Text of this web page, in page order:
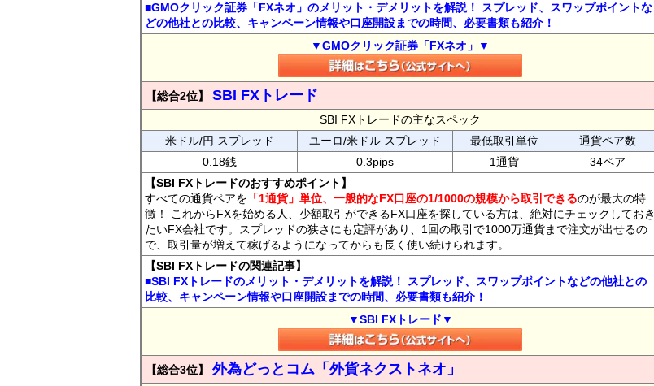
■GMOクリック証券「FXネオ」のメリット・デメリットを解説！ スプレッド、スワップポイントな
どの他社との比較、キャンペーン情報や口座開設までの時間、必要書類も紹介！
▼GMOクリック証券「FXネオ」▼
【総合2位】 SBI FXトレード
SBI FXトレードの主なスペック
米ドル/円 スプレッド
ユーロ/米ドル スプレッド 最低取引単位
通貨ペア数
0.18銭
0.3pips 1通貨
34ペア
【SBI FXトレードのおすすめポイント】
すべての通貨ペアを 「1通貨」単位、一般的なFX口座の1/1000の規模から取引できるのが最大の特
徴！ これからFXを始める人、少額取引ができるFX口座を探している方は、絶対にチェックしておき
たいFX会社です。スプレッドの狭さにも定評があり、1回の取引で1000万通貨まで注文が出せるの
で、取引量が増えて稼げるようになってからも長く使い続けられます。
【SBI FXトレードの関連記事】
■SBI FXトレードのメリット・デメリットを解説！ スプレッド、スワップポイントなどの他社との
比較、キャンペーン情報や口座開設までの時間、必要書類も紹介！
▼SBI FXトレード▼
【総合3位】 外為どっとコム「外貨ネクストネオ」